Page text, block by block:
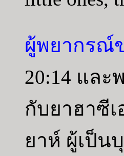
ผู้พยากรณ์
20:14 แล
กับยาฮาซี
ยาห์ ผู้เป็น